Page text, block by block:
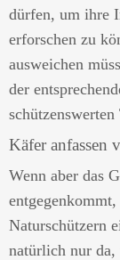
dürfen, um ihre
erforschen zu
ausweichen
der
Käfer anfassen
Wenn aber das
Naturschützern
natürlich nur da,